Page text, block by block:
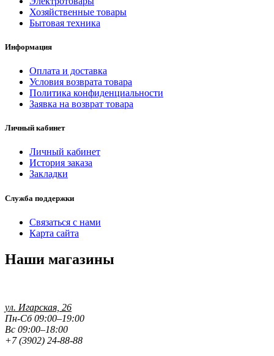
Хозяйственные товары
Бытовая техника
Информация
Оплата и доставка
Условия возврата товара
Политика конфиденциальности
Заявка на возврат товара
Личный кабинет
Личный кабинет
История заказа
Закладки
Служба поддержки
Связаться с нами
Карта сайта
Наши магазины
ул. Игарская, 26
Пн-Сб 09:00–19:00
Вс 09:00–18:00
+7 (3902) 24-88-88